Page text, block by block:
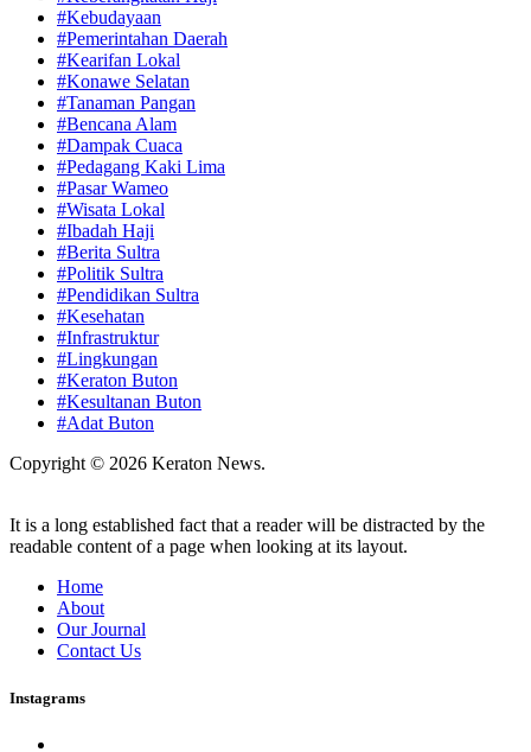
#Kebudayaan
#Pemerintahan Daerah
#Kearifan Lokal
#Konawe Selatan
#Tanaman Pangan
#Bencana Alam
#Dampak Cuaca
#Pedagang Kaki Lima
#Pasar Wameo
#Wisata Lokal
#Ibadah Haji
#Berita Sultra
#Politik Sultra
#Pendidikan Sultra
#Kesehatan
#Infrastruktur
#Lingkungan
#Keraton Buton
#Kesultanan Buton
#Adat Buton
Copyright © 2026 Keraton News.
It is a long established fact that a reader will be distracted by the
readable content of a page when looking at its layout.
Home
About
Our Journal
Contact Us
Instagrams